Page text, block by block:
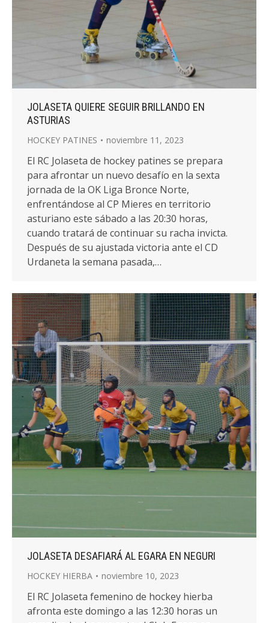
JOLASETA QUIERE SEGUIR BRILLANDO EN
ASTURIAS
HOCKEY PATINES noviembre 11, 2023
El RC Jolaseta de hockey patines se prepara
para afrontar un nuevo desafío en la sexta
jornada de la OK Liga Bronce Norte,
enfrentándose al CP Mieres en territorio
asturiano este sábado a las 20:30 horas,
cuando tratará de continuar su racha invicta.
Después de su ajustada victoria ante el CD
Urdaneta la semana pasada,…
JOLASETA DESAFIARÁ AL EGARA EN NEGURI
HOCKEY HIERBA noviembre 10, 2023
El RC Jolaseta femenino de hockey hierba
afronta este domingo a las 12:30 horas un